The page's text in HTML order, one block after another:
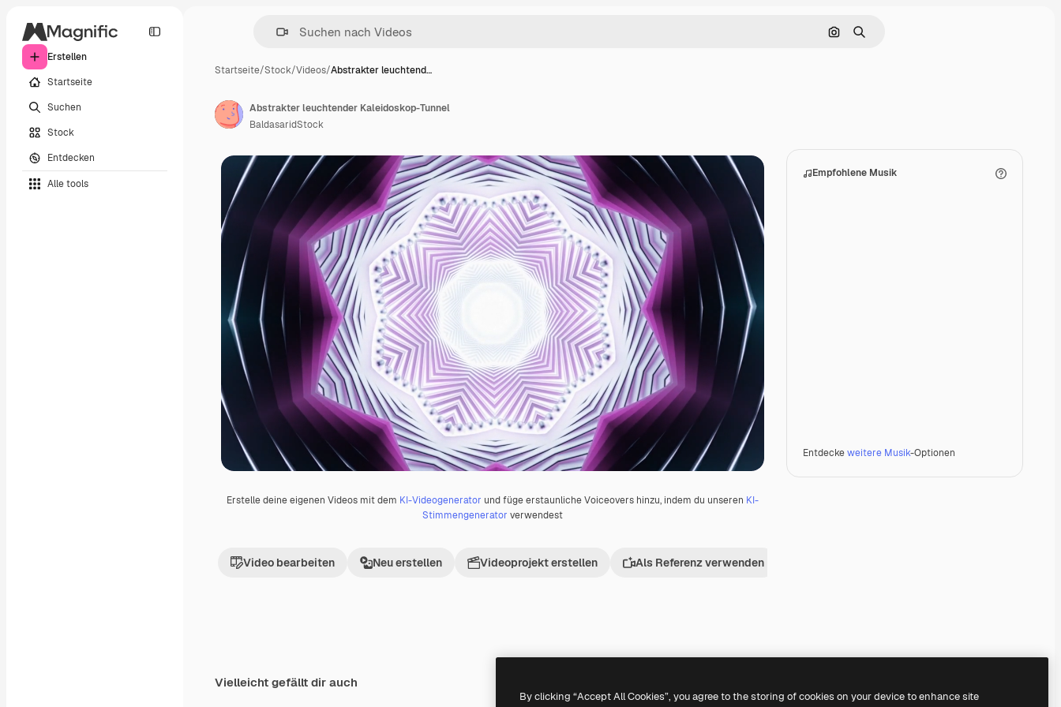
Erstellen
Startseite
Suchen
Stock
Entdecken
Alle tools
Nach Bild suchen
Suchen
Startseite/Stock/Videos/Abstrakter leuchtend…
Erstelle deine eigenen Videos mit dem KI-Videogenerator und füge erstaunliche Voiceovers hinzu, indem du unseren KI-
Stimmengenerator verwendest
Video bearbeiten Neu erstellen Videoprojekt erstellen Als Referenz verwenden
Empfohlene Musik
Entdeckeweitere Musik-Optionen
Abstrakter leuchtender Kaleidoskop-Tunnel
BaldasaridStock
Vielleicht gefällt dir auch
Premium
Premium Premium
Premium
By clicking “Accept All Cookies”, you agree to the storing of cookies on your device to enhance site